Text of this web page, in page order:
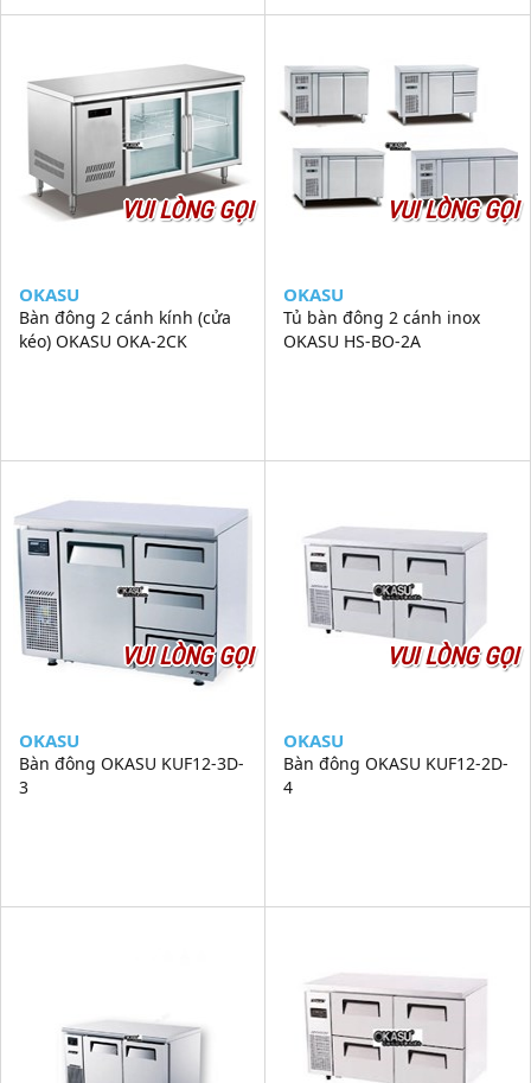
VUI LÒNG GỌI
OKASU
Bàn đông 2 cánh kính (cửa
kéo) OKASU OKA-2CK
VUI LÒNG GỌI
OKASU
Tủ bàn đông 2 cánh inox
OKASU HS-BO-2A
VUI LÒNG GỌI
OKASU
Bàn đông OKASU KUF12-3D-
3
VUI LÒNG GỌI
OKASU
Bàn đông OKASU KUF12-2D-
4